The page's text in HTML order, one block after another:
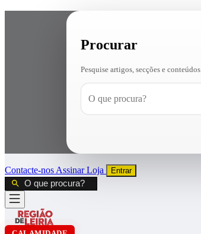
Procurar
Pesquise artigos, secções e conteúdos
Contacte-nos AssinarLoja Entrar